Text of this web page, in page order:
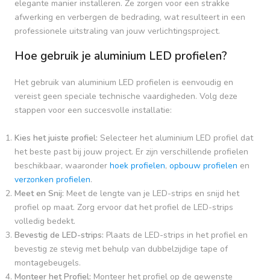
elegante manier installeren. Ze zorgen voor een strakke
afwerking en verbergen de bedrading, wat resulteert in een
professionele uitstraling van jouw verlichtingsproject.
Hoe gebruik je aluminium LED profielen?
Het gebruik van aluminium LED profielen is eenvoudig en
vereist geen speciale technische vaardigheden. Volg deze
stappen voor een succesvolle installatie:
Kies het juiste profiel: Selecteer het aluminium LED profiel dat
het beste past bij jouw project. Er zijn verschillende profielen
beschikbaar, waaronder hoek profielen, opbouw profielen en
verzonken profielen.
Meet en Snij: Meet de lengte van je LED-strips en snijd het
profiel op maat. Zorg ervoor dat het profiel de LED-strips
volledig bedekt.
Bevestig de LED-strips: Plaats de LED-strips in het profiel en
bevestig ze stevig met behulp van dubbelzijdige tape of
montagebeugels.
Monteer het Profiel: Monteer het profiel op de gewenste